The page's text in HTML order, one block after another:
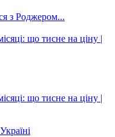
з Роджером...